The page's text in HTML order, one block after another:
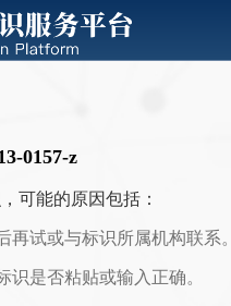
0157-z
可能的原因包括：
再试或与标识所属机构联系。
识是否粘贴或输入正确。